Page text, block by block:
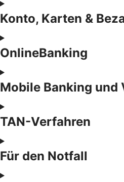
Konto, Karten &
OnlineBanking
Mobile Banking und
TAN-Verfahren
Für den Notfall